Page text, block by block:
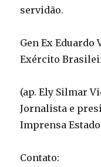
servidão.
Gen Ex Eduardo
Exército
(ap. Ely Silmar
Jornalista e
Imprensa
Contato: